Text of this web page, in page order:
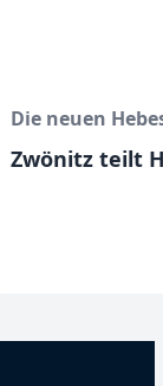
Die neuen
Zwönitz teilt